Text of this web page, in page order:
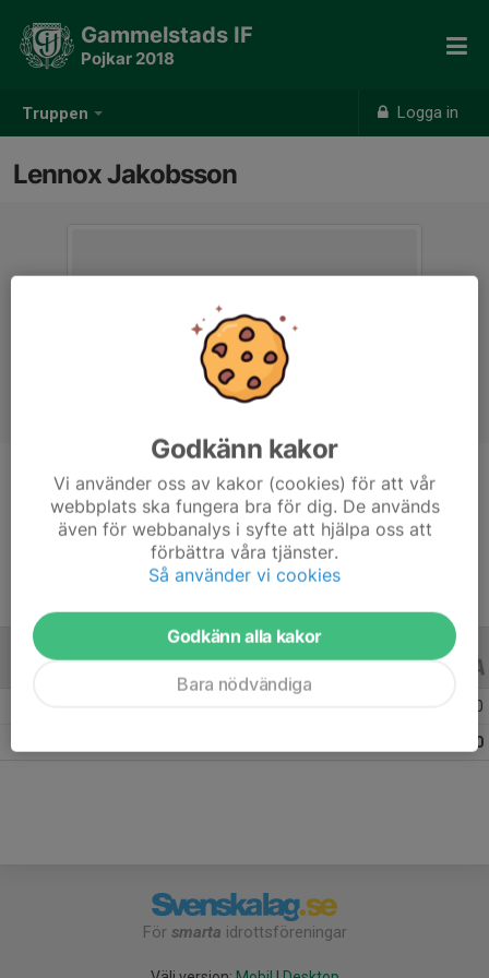
Truppen Logga in
Gammelstads IF
Pojkar 2018
Lennox Jakobsson
Position
-
7 år
0
0
För smarta idrottsföreningar
Godkänn kakor
Vi använder oss av kakor (cookies) för att vår
webbplats ska fungera bra för dig. De används
även för webbanalys i syfte att hjälpa oss att
förbättra våra tjänster.
Så använder vi cookies
Godkänn alla kakor
Bara nödvändiga